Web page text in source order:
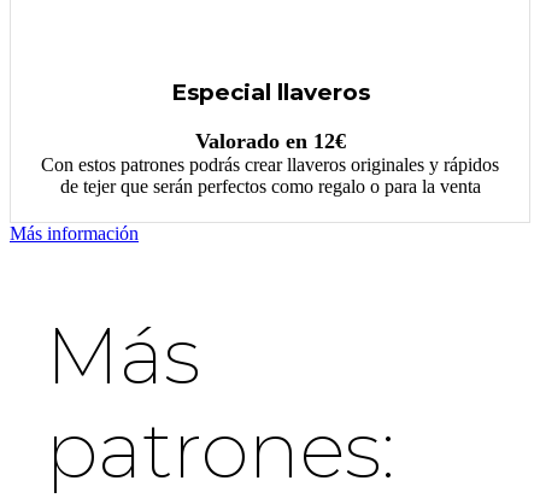
Especial llaveros
Valorado en 12€
Con estos patrones podrás crear llaveros originales y rápidos
de tejer que serán perfectos como regalo o para la venta
Más información
Más
patrones: